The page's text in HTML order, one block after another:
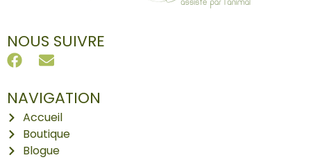
NAVIGATION
Accueil
Boutique
Blogue
NOUS SUIVRE